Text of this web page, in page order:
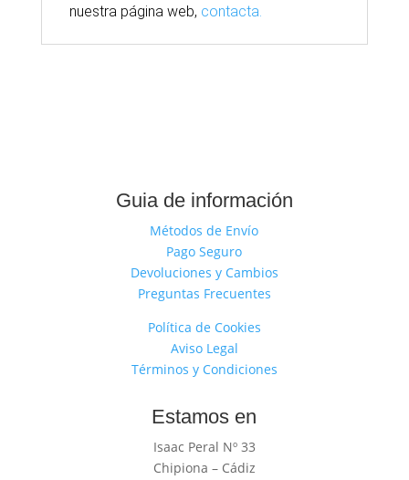
nuestra página web, contacta.
Guia de información
Métodos de Envío
Pago Seguro
Devoluciones y Cambios
Preguntas Frecuentes
Política de Cookies
Aviso Legal
Términos y Condiciones
Estamos en
Isaac Peral Nº 33
Chipiona – Cádiz